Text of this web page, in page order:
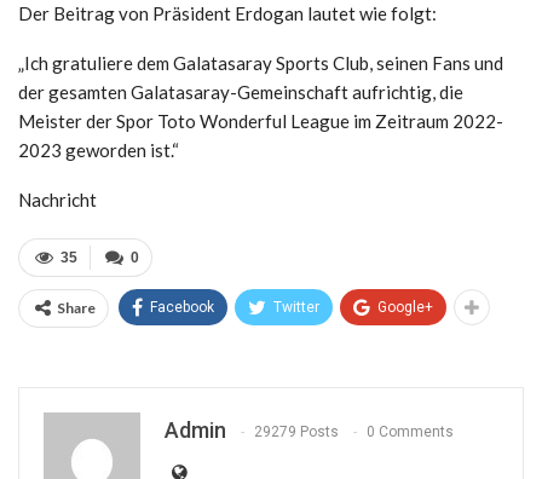
Der Beitrag von Präsident Erdogan lautet wie folgt:
„Ich gratuliere dem Galatasaray Sports Club, seinen Fans und
der gesamten Galatasaray-Gemeinschaft aufrichtig, die
Meister der Spor Toto Wonderful League im Zeitraum 2022-
2023 geworden ist.“
Nachricht
0
35
Share Facebook Twitter Google+
Admin 29279 Posts 0 Comments